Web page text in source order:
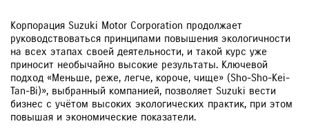
КОНТАКТЫ
НОВОСТИ
Корпорация Suzuki Motor Corporation продолжает
руководствоваться принципами повышения экологичности
на всех этапах своей деятельности, и такой курс уже
приносит необычайно высокие результаты. Ключевой
подход «Меньше, реже, легче, короче, чище» (Sho-Sho-Kei-
Tan-Bi)», выбранный компанией, позволяет Suzuki вести
бизнес с учётом высоких экологических практик, при этом
повышая и экономические показатели.